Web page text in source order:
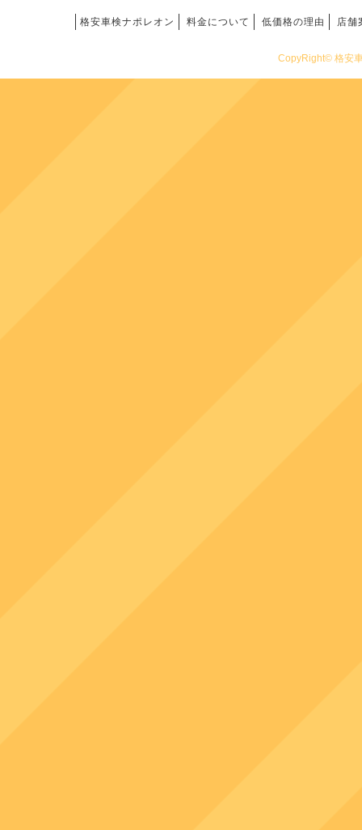
格安車検ナポレオン 料金について 低価格の理由 店舗
CopyRight© 格安